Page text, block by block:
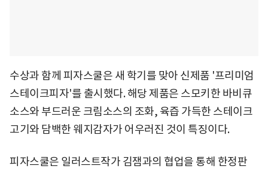
수상과 함께 피자스쿨은 새 학기를 맞아 신제품 '프리미엄
스테이크피자'를 출시했다. 해당 제품은 스모키한 바비큐
소스와 부드러운 크림소스의 조화, 육즙 가득한 스테이크
고기와 담백한 웨지감자가 어우러진 것이 특징이다.
피자스쿨은 일러스트작가 김잼과의 협업을 통해 한정판